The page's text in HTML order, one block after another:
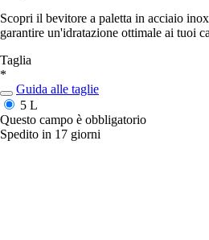
Scopri il bevitore a paletta in acciaio
garantire un'idratazione ottimale ai tuoi
Taglia
*
Guida alle taglie
5 L
Questo campo è obbligatorio
Spedito in 17 giorni